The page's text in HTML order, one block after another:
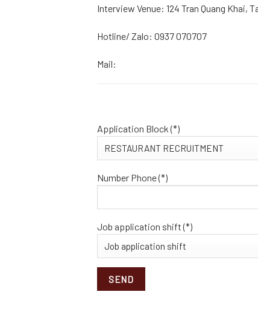
Interview Venue: 124 Tran Quang Khai,
Hotline/ Zalo: 0937 070707
Mail:
Application Block (*)
Number Phone (*)
Job application shift (*)